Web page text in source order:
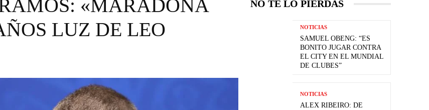
«MARADONA
LUZ DE LEO
NO TE LO PIERDAS
NOTICIAS
SAMUEL OBENG: “ES
BONITO JUGAR CONTRA
EL CITY EN EL MUNDIAL
DE CLUBES”
NOTICIAS
ALEX RIBEIRO: DE